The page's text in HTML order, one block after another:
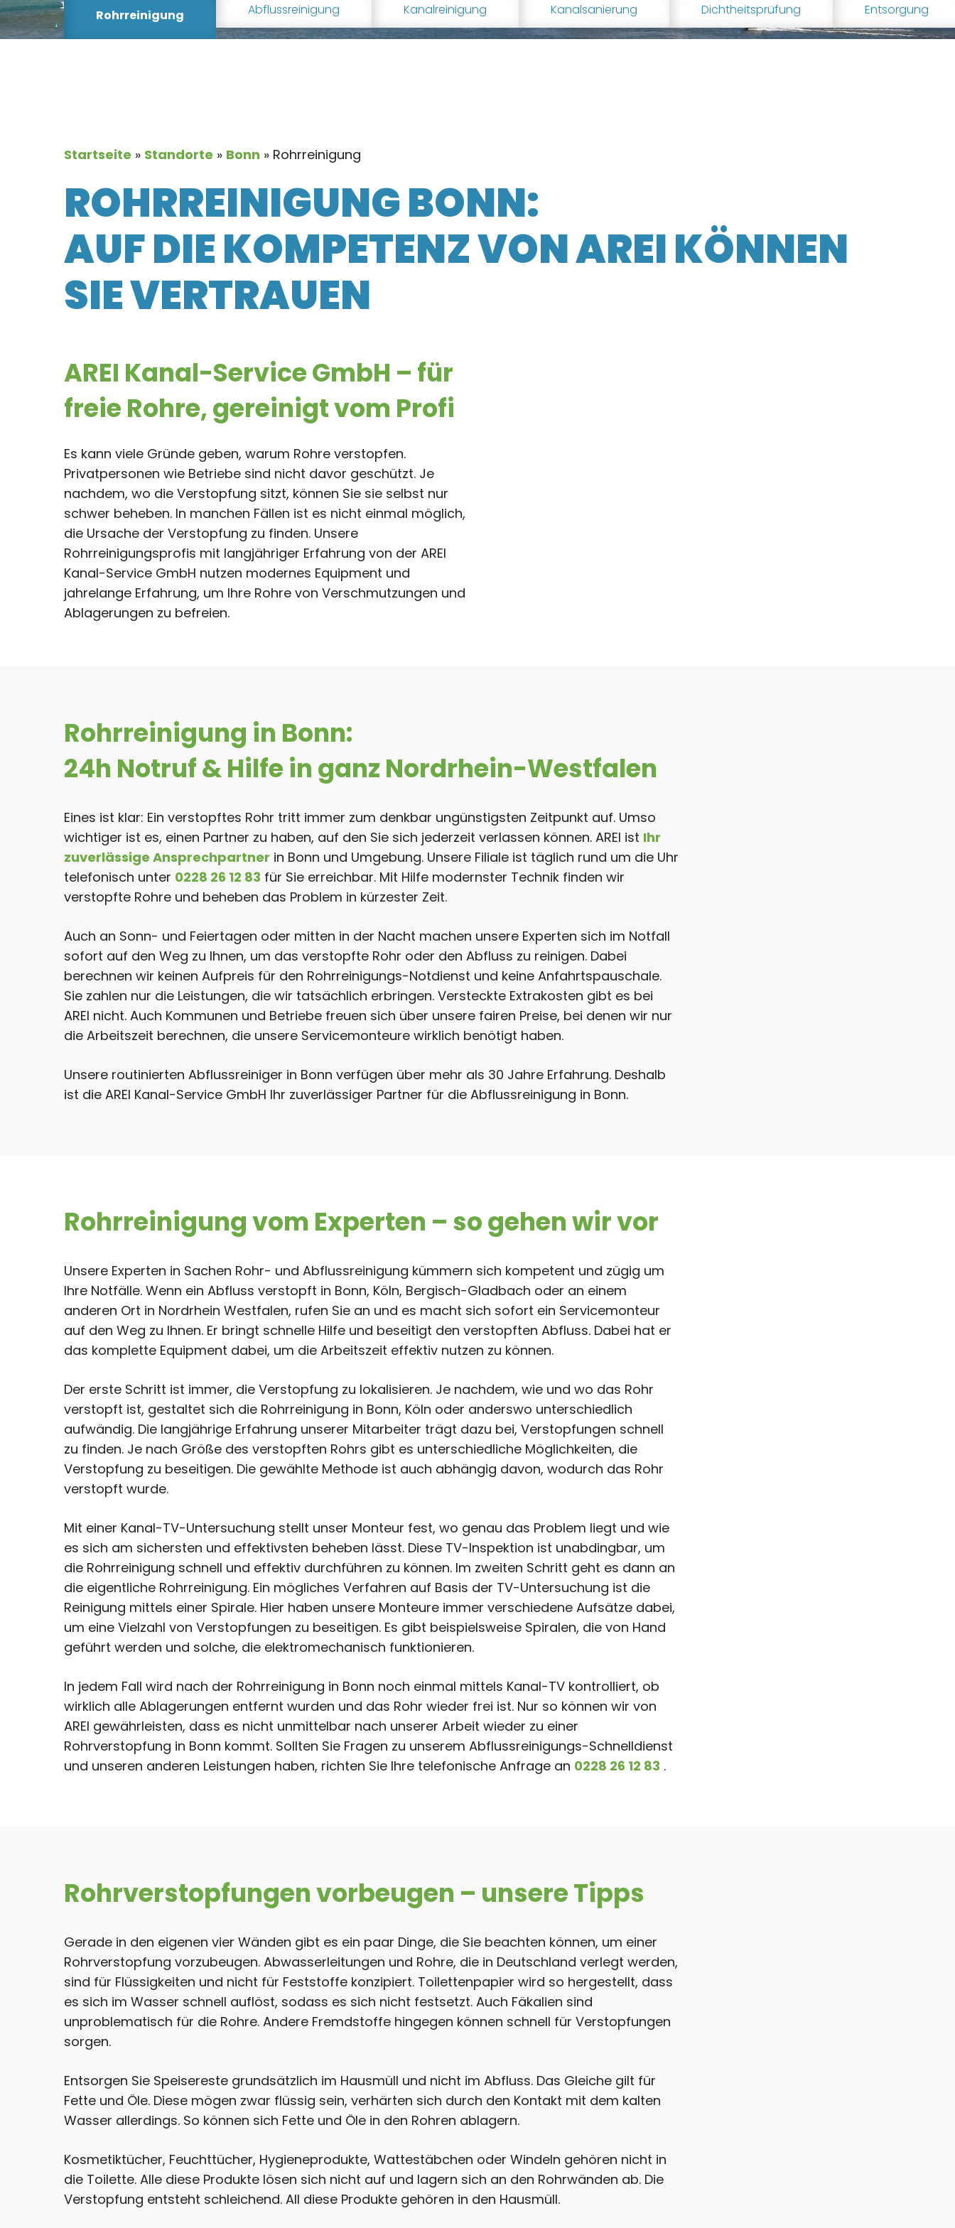
Rohrreinigung Abflussreinigung Kanalreinigung Kanalsanierung Dichtheitsprüfung Entsorgung
Startseite » Standorte » Bonn » Rohrreinigung
ROHRREINIGUNG BONN:
AUF DIE KOMPETENZ VON AREI KÖNNEN
SIE VERTRAUEN
AREI Kanal-Service GmbH – für
freie Rohre, gereinigt vom Profi
Es kann viele Gründe geben, warum Rohre verstopfen.
Privatpersonen wie Betriebe sind nicht davor geschützt. Je
nachdem, wo die Verstopfung sitzt, können Sie sie selbst nur
schwer beheben. In manchen Fällen ist es nicht einmal möglich,
die Ursache der Verstopfung zu finden. Unsere
Rohrreinigungsprofis mit langjähriger Erfahrung von der AREI
Kanal-Service GmbH nutzen modernes Equipment und
jahrelange Erfahrung, um Ihre Rohre von Verschmutzungen und
Ablagerungen zu befreien.
Rohrreinigung in Bonn:
24h Notruf & Hilfe in ganz Nordrhein-Westfalen
Eines ist klar: Ein verstopftes Rohr tritt immer zum denkbar ungünstigsten Zeitpunkt auf. Umso
wichtiger ist es, einen Partner zu haben, auf den Sie sich jederzeit verlassen können. AREI ist Ihr
zuverlässige Ansprechpartner in Bonn und Umgebung. Unsere Filiale ist täglich rund um die Uhr
telefonisch unter 0228 26 12 83 für Sie erreichbar. Mit Hilfe modernster Technik finden wir
verstopfte Rohre und beheben das Problem in kürzester Zeit.
Auch an Sonn- und Feiertagen oder mitten in der Nacht machen unsere Experten sich im Notfall
sofort auf den Weg zu Ihnen, um das verstopfte Rohr oder den Abfluss zu reinigen. Dabei
berechnen wir keinen Aufpreis für den Rohrreinigungs-Notdienst und keine Anfahrtspauschale.
Sie zahlen nur die Leistungen, die wir tatsächlich erbringen. Versteckte Extrakosten gibt es bei
AREI nicht. Auch Kommunen und Betriebe freuen sich über unsere fairen Preise, bei denen wir nur
die Arbeitszeit berechnen, die unsere Servicemonteure wirklich benötigt haben.
Unsere routinierten Abflussreiniger in Bonn verfügen über mehr als 30 Jahre Erfahrung. Deshalb
ist die AREI Kanal-Service GmbH Ihr zuverlässiger Partner für die Abflussreinigung in Bonn.
Rohrreinigung vom Experten – so gehen wir vor
Unsere Experten in Sachen Rohr- und Abflussreinigung kümmern sich kompetent und zügig um
Ihre Notfälle. Wenn ein Abfluss verstopft in Bonn, Köln, Bergisch-Gladbach oder an einem
anderen Ort in Nordrhein Westfalen, rufen Sie an und es macht sich sofort ein Servicemonteur
auf den Weg zu Ihnen. Er bringt schnelle Hilfe und beseitigt den verstopften Abfluss. Dabei hat er
das komplette Equipment dabei, um die Arbeitszeit effektiv nutzen zu können.
Der erste Schritt ist immer, die Verstopfung zu lokalisieren. Je nachdem, wie und wo das Rohr
verstopft ist, gestaltet sich die Rohrreinigung in Bonn, Köln oder anderswo unterschiedlich
aufwändig. Die langjährige Erfahrung unserer Mitarbeiter trägt dazu bei, Verstopfungen schnell
zu finden. Je nach Größe des verstopften Rohrs gibt es unterschiedliche Möglichkeiten, die
Verstopfung zu beseitigen. Die gewählte Methode ist auch abhängig davon, wodurch das Rohr
verstopft wurde.
Mit einer Kanal-TV-Untersuchung stellt unser Monteur fest, wo genau das Problem liegt und wie
es sich am sichersten und effektivsten beheben lässt. Diese TV-Inspektion ist unabdingbar, um
die Rohrreinigung schnell und effektiv durchführen zu können. Im zweiten Schritt geht es dann an
die eigentliche Rohrreinigung. Ein mögliches Verfahren auf Basis der TV-Untersuchung ist die
Reinigung mittels einer Spirale. Hier haben unsere Monteure immer verschiedene Aufsätze dabei,
um eine Vielzahl von Verstopfungen zu beseitigen. Es gibt beispielsweise Spiralen, die von Hand
geführt werden und solche, die elektromechanisch funktionieren.
In jedem Fall wird nach der Rohrreinigung in Bonn noch einmal mittels Kanal-TV kontrolliert, ob
wirklich alle Ablagerungen entfernt wurden und das Rohr wieder frei ist. Nur so können wir von
AREI gewährleisten, dass es nicht unmittelbar nach unserer Arbeit wieder zu einer
Rohrverstopfung in Bonn kommt. Sollten Sie Fragen zu unserem Abflussreinigungs-Schnelldienst
und unseren anderen Leistungen haben, richten Sie Ihre telefonische Anfrage an 0228 26 12 83 .
Rohrverstopfungen vorbeugen – unsere Tipps
Gerade in den eigenen vier Wänden gibt es ein paar Dinge, die Sie beachten können, um einer
Rohrverstopfung vorzubeugen. Abwasserleitungen und Rohre, die in Deutschland verlegt werden,
sind für Flüssigkeiten und nicht für Feststoffe konzipiert. Toilettenpapier wird so hergestellt, dass
es sich im Wasser schnell auflöst, sodass es sich nicht festsetzt. Auch Fäkalien sind
unproblematisch für die Rohre. Andere Fremdstoffe hingegen können schnell für Verstopfungen
sorgen.
Entsorgen Sie Speisereste grundsätzlich im Hausmüll und nicht im Abfluss. Das Gleiche gilt für
Fette und Öle. Diese mögen zwar flüssig sein, verhärten sich durch den Kontakt mit dem kalten
Wasser allerdings. So können sich Fette und Öle in den Rohren ablagern.
Kosmetiktücher, Feuchttücher, Hygieneprodukte, Wattestäbchen oder Windeln gehören nicht in
die Toilette. Alle diese Produkte lösen sich nicht auf und lagern sich an den Rohrwänden ab. Die
Verstopfung entsteht schleichend. All diese Produkte gehören in den Hausmüll.